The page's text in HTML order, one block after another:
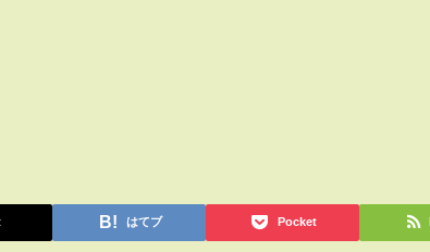
はてブ Pocket